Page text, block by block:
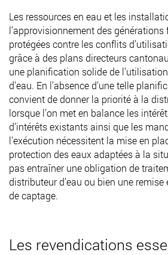
Les ressources en eau et les
l’approvisionnement des
protégées contre les conflits
grâce à des plans directeurs
une planification solide de
d’eau. En l’absence d’une telle
convient de donner la priorité à la
lorsque l’on met en balance les
d’intérêts existants ainsi que les
l’exécution nécessitent la mise en
protection des eaux adaptées à la
pas entraîner une obligation de
distributeur d’eau ou bien une
de captage.
Les revendications